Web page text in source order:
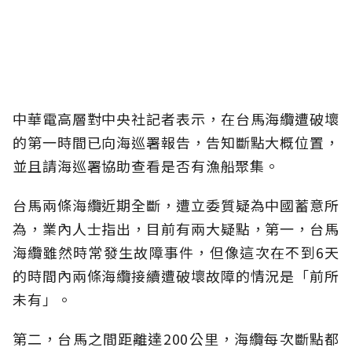
中華電高層對中央社記者表示，在台馬海纜遭破壞
的第一時間已向海巡署報告，告知斷點大概位置，
並且請海巡署協助查看是否有漁船聚集。
台馬兩條海纜近期全斷，遭立委質疑為中國蓄意所
為，業內人士指出，目前有兩大疑點，第一，台馬
海纜雖然時常發生故障事件，但像這次在不到6天
的時間內兩條海纜接續遭破壞故障的情況是「前所
未有」。
第二，台馬之間距離達200公里，海纜每次斷點都